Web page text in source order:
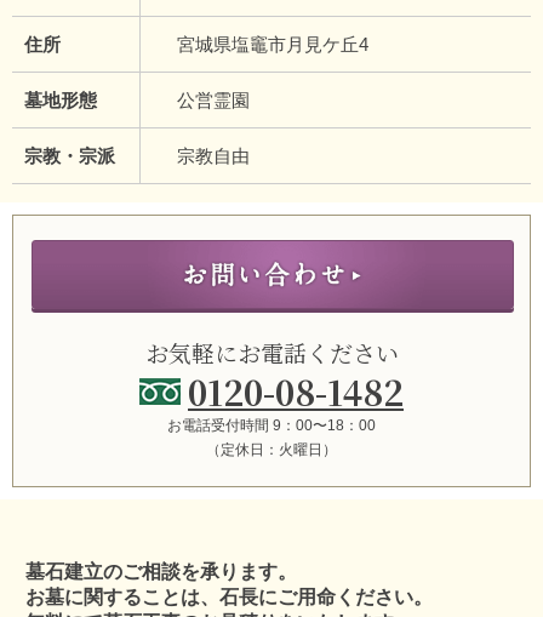
住所 宮城県塩竈市月見ケ丘4
墓地形態 公営霊園
宗教・宗派 宗教自由
お気軽にお電話ください
0120-08-1482
お電話受付時間 9：00〜18：00
（定休日：火曜日）
墓石建立のご相談を承ります。
お墓に関することは、石長にご用命ください。